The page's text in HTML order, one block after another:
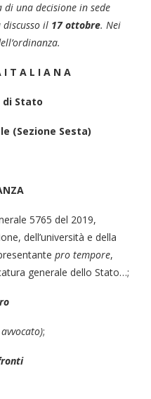
di una decisione in sede
il 17 ottobre. Nei
I T A L I A N A
di Stato
(Sezione Sesta)
5765 del 2019,
dell’università e della
pro tempore,
generale dello Stato…;
;